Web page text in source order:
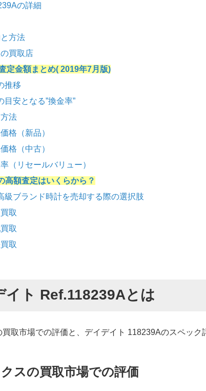
の詳細
方法
買取店
定金額まとめ( 2019年7月版)
推移
目安となる”換金率”
法
格（新品）
格（中古）
（リセールバリュー）
高額査定はいくらから？
級ブランド時計を売却する際の選択肢
取
取
取
イト Ref.118239Aとは
買取市場での評価と、デイデイト 118239Aのスペック
スの買取市場での評価